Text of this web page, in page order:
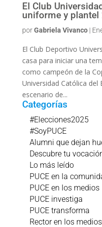
El Club
uniforme y plantel
porGabriela Vivanco|
El Club Deportivo
casa para iniciar una
como campeón de la
Universidad Católica del
escenario de...
Categorías
#Elecciones2025
#SoyPUCE
Alumni que dejan
Descubre tu
Lo más leído
PUCE en la
PUCE en los medios
PUCE investiga
PUCE transforma
Rector en los medios